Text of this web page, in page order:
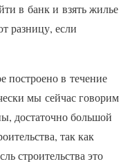
в банк и взять жилье
разницу, если
построено в течение
мы сейчас говорим
достаточно большой
так как
строительства это